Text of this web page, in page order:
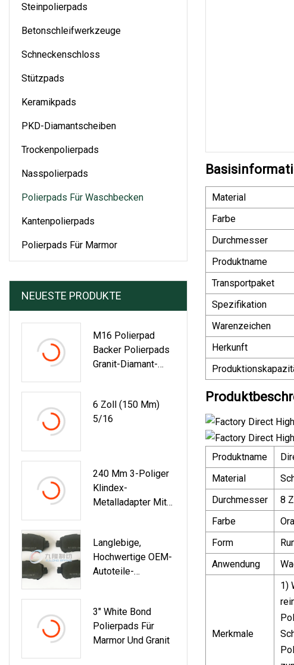
Steinpolierpads
Betonschleifwerkzeuge
Schneckenschloss
Stützpads
Keramikpads
PKD-Diamantscheiben
Trockenpolierpads
Nasspolierpads
Polierpads Für Waschbecken
Kantenpolierpads
Polierpads Für Marmor
NEUESTE PRODUKTE
M16 Polierpad
Backer Polierpads
Granit-Diamant-
Verbindungszubeh
Ör
6 Zoll (150 Mm)
5/16
240 Mm 3-Poliger
Klindex-
Metalladapter Mit
Langlebige,
Hochwertige OEM-
Autoteile-
Pajero
(D349/MB500813),
Keramik Und Semi
3" White Bond
Polierpads Für
Marmor Und Granit
Material
Farbe
Durchmesser
Produktname
Transportpaket
Spezifikation
Warenzeichen
Herkunft
Produktname
Material
Durchmesser
8
Farbe
Form
Anwendung
Merkmale
1)